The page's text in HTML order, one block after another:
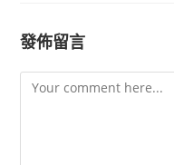
發佈留言
Comment